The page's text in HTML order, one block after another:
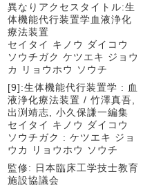
異なりアクセスタイトル:生
体機能代行装置学血液浄化
療法装置
セイタイ キノウ ダイコウ
ソウチガク ケツエキ ジョウ
カ リョウホウ ソウチ
[9]:生体機能代行装置学 : 血
液浄化療法装置 / 竹澤真吾,
出渕靖志, 小久保謙一編集
セイタイ キノウ ダイコウ
ソウチガク : ケツエキ ジョ
ウカ リョウホウ ソウチ
監修: 日本臨床工学技士教育
施設協議会